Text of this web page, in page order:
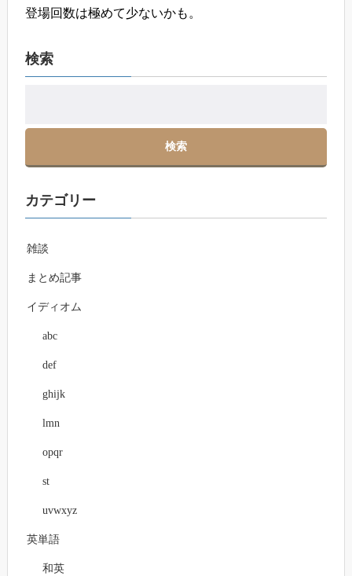
登場回数は極めて少ないかも。
検索
カテゴリー
雑談
まとめ記事
イディオム
abc
def
ghijk
lmn
opqr
st
uvwxyz
英単語
和英